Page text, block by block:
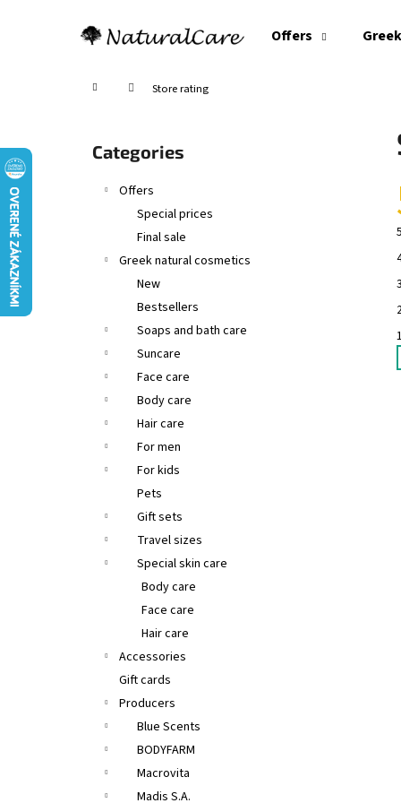
Offers
Home Store rating
Skip
categories
Categories
Offers
Special prices
Final sale
Greek natural cosmetics
New
Bestsellers
Soaps and bath care
Suncare
Face care
Body care
Hair care
For men
For kids
Pets
Gift sets
Travel sizes
Special skin care
Body care
Face care
Hair care
Accessories
Gift cards
Producers
Blue Scents
BODYFARM
Macrovita
Madis S.A.
5
3
1
Back
Back
SANTO VOLCANO SPA COSMETIC SERUM –
OIL HAIR & BODY
€26,55